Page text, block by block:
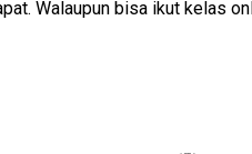
Walaupun bisa ikut kelas